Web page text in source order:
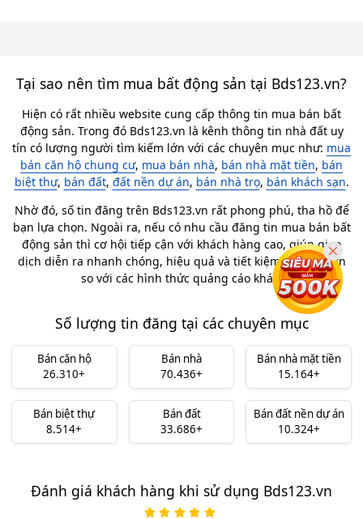
Tại sao nên tìm mua bất động sản tại Bds123.vn?
Hiện có rất nhiều website cung cấp thông tin mua bán bất
động sản. Trong đó Bds123.vn là kênh thông tin nhà đất uy
tín có lượng người tìm kiếm lớn với các chuyên mục như: mua
bán căn hộ chung cư, mua bán nhà, bán nhà mặt tiền, bán
biệt thự, bán đất, đất nền dự án, bán nhà trọ, bán khách sạn.
Nhờ đó, số tin đăng trên Bds123.vn rất phong phú, tha hồ để
bạn lựa chọn. Ngoài ra, nếu có nhu cầu đăng tin mua bán bất
động sản thì cơ hội tiếp cận với khách hàng cao, giúp giao
dịch diễn ra nhanh chóng, hiệu quả và tiết kiệm chi phí hơn
so với các hình thức quảng cáo khác.
Số lượng tin đăng tại các chuyên mục
Bán căn hộ
26.310+
Bán nhà
70.436+
Bán nhà mặt tiền
15.164+
Bán biệt thự
8.514+
Bán đất
33.686+
Bán đất nền dự án
10.324+
Đánh giá khách hàng khi sử dụng Bds123.vn